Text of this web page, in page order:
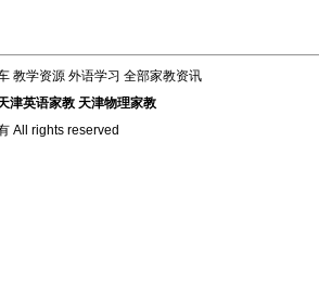
教学资源 外语学习 全部家教资讯
津英语家教 天津物理家教
All rights reserved